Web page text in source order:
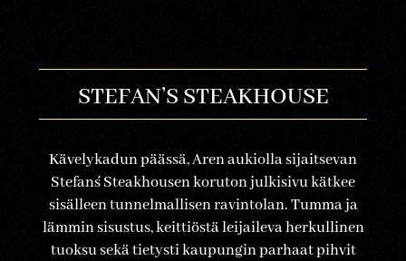
STEFAN’S STEAKHOUSE
Kävelykadun päässä,Aren aukiollasijaitsevan
Stefan´s Steakhousen koruton julkisivu kätkee
sisälleen tunnelmallisen ravintolan. Tumma ja
lämmin sisustus, keittiöstä leijaileva herkullinen
tuoksu sekä tietysti kaupungin parhaat pihvit